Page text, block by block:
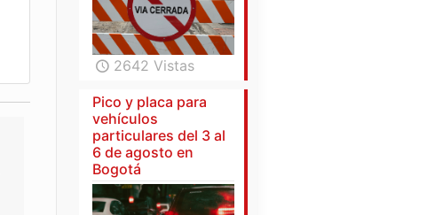
2642 Vistas
Pico y placa para
vehículos
particulares del 3 al
6 de agosto en
Bogotá